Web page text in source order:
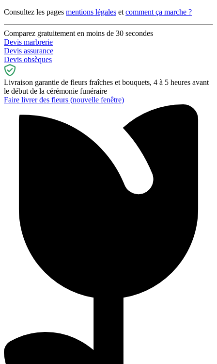
Consultez les pages mentions légales et comment ça marche ?
Comparez gratuitement en moins de 30 secondes
Devis marbrerie
Devis assurance
Devis obsèques
Livraison garantie de fleurs fraîches et bouquets, 4 à 5 heures avant
le début de la cérémonie funéraire
Faire livrer des fleurs (nouvelle fenêtre)